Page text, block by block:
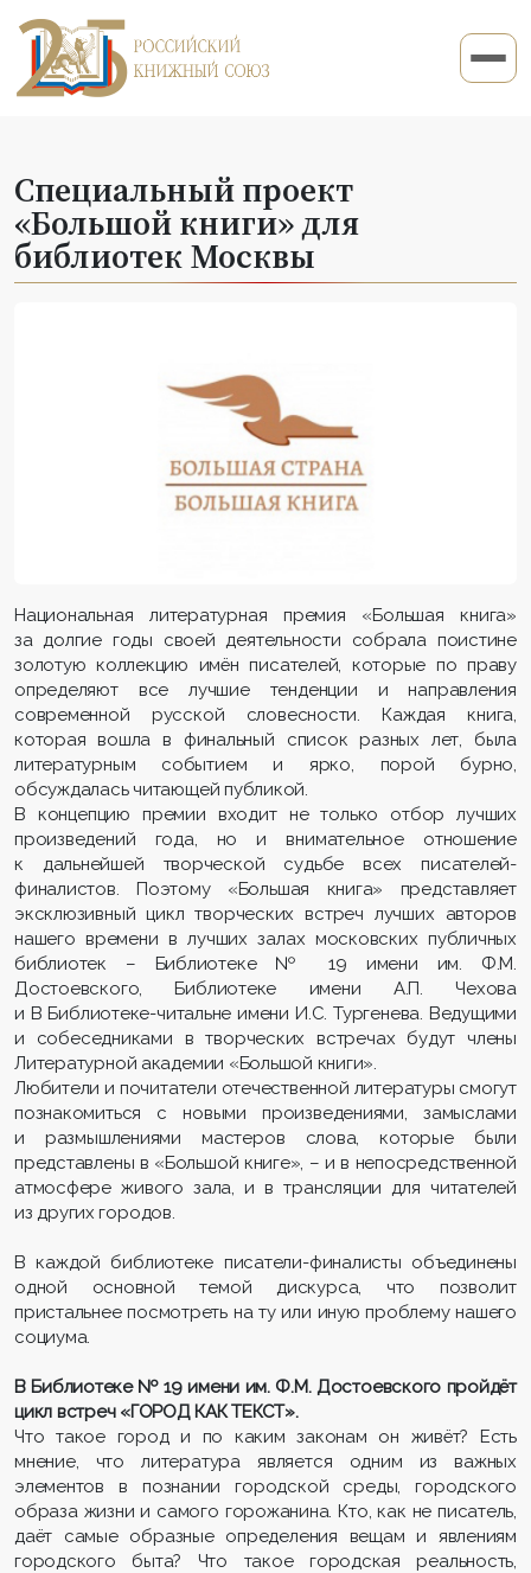
Специальный проект
«Большой книги» для
библиотек Москвы
Национальная литературная премия «Большая книга»
за долгие годы своей деятельности собрала поистине
золотую коллекцию имён писателей, которые по праву
определяют все лучшие тенденции и направления
современной русской словесности. Каждая книга,
которая вошла в финальный список разных лет, была
литературным событием и ярко, порой бурно,
обсуждалась читающей публикой.
В концепцию премии входит не только отбор лучших
произведений года, но и внимательное отношение
к дальнейшей творческой судьбе всех писателей-
финалистов. Поэтому «Большая книга» представляет
эксклюзивный цикл творческих встреч лучших авторов
нашего времени в лучших залах московских публичных
библиотек – Библиотеке № 19 имени им. Ф.М.
Достоевского, Библиотеке имени А.П. Чехова
и В Библиотеке-читальне имени И.C. Тургенева. Ведущими
и собеседниками в творческих встречах будут члены
Литературной академии «Большой книги».
Любители и почитатели отечественной литературы смогут
познакомиться с новыми произведениями, замыслами
и размышлениями мастеров слова, которые были
представлены в «Большой книге», – и в непосредственной
атмосфере живого зала, и в трансляции для читателей
из других городов.
В каждой библиотеке писатели-финалисты объединены
одной основной темой дискурса, что позволит
пристальнее посмотреть на ту или иную проблему нашего
социума.
В Библиотеке № 19 имени им. Ф.М. Достоевского пройдёт
цикл встреч «ГОРОД КАК ТЕКСТ».
Что такое город и по каким законам он живёт? Есть
мнение, что литература является одним из важных
элементов в познании городской среды, городского
образа жизни и самого горожанина. Кто, как не писатель,
даёт самые образные определения вещам и явлениям
городского быта? Что такое городская реальность,